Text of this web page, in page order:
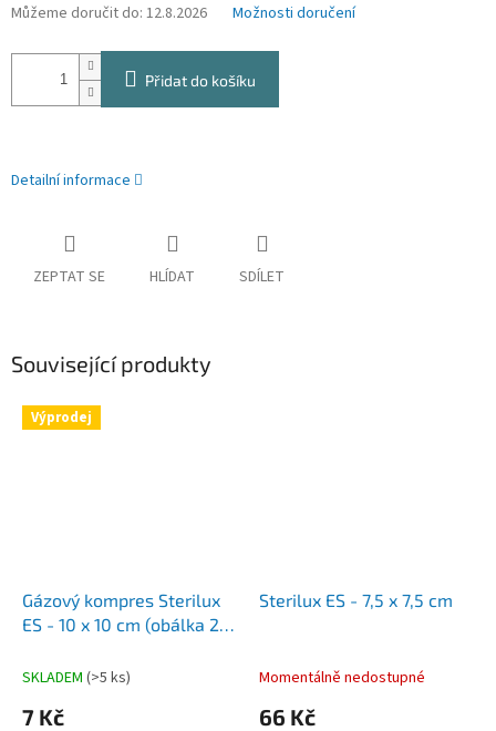
Můžeme doručit do: 12.8.2026 Možnosti doručení
Přidat do košíku
Detailní informace
ZEPTAT SE HLÍDAT SDÍLET
Související produkty
Výprodej
Gázový kompres Sterilux
ES - 10 x 10 cm (obálka 2
SKLADEM (>5 ks)
7 Kč
Sterilux ES - 7,5 x 7,5 cm
Momentálně nedostupné
66 Kč